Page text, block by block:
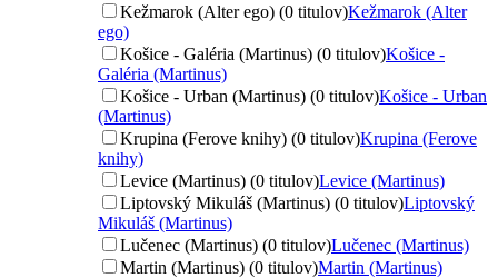
Kežmarok (Alter ego) (0 titulov)Kežmarok (Alter
ego)
Košice - Galéria (Martinus) (0 titulov)Košice -
Galéria (Martinus)
Košice - Urban (Martinus) (0 titulov)Košice - Urban
(Martinus)
Krupina (Ferove knihy) (0 titulov)Krupina (Ferove
knihy)
Levice (Martinus) (0 titulov)Levice (Martinus)
Liptovský Mikuláš (Martinus) (0 titulov)Liptovský
Mikuláš (Martinus)
Lučenec (Martinus) (0 titulov)Lučenec (Martinus)
Martin (Martinus) (0 titulov)Martin (Martinus)